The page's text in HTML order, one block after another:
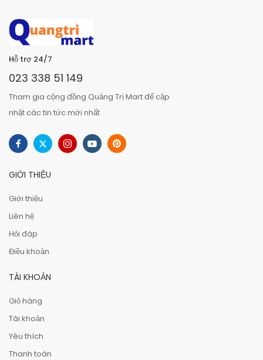
Hỗ trợ 24/7
023 338 51 149
Tham gia cộng đồng Quảng Trị Mart để cập
nhật các tin tức mới nhất
GIỚI THIỆU
Giới thiệu
Liên hệ
Hỏi đáp
Điều khoản
TÀI KHOẢN
Giỏ hàng
Tài khoản
Yêu thích
Thanh toán